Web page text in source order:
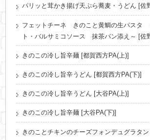
パリッと茸かき揚げ天ぷら蕎麦・うどん [佐
フェットチーネ きのこと黄鯛の生パスタ
ト・バルサミコソース 抹茶パン添え～ [佐
きのこの冷し旨辛麺 [都賀西方PA(上)]
きのこの冷し旨辛うどん [都賀西方PA(下)]
きのこの冷し旨辛うどん [大谷PA(上)]
きのこの冷し旨辛麺 [大谷PA(下)]
きのことチキンのチーズフォンデュグラタ